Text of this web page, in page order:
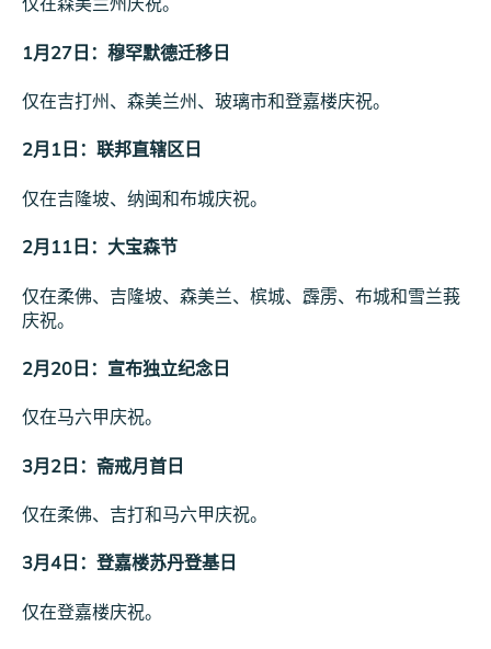
1月27日：穆罕默德迁移日
仅在吉打州、森美兰州、玻璃市和登嘉楼庆祝。
2月1日：联邦直辖区日
仅在吉隆坡、纳闽和布城庆祝。
2月11日：大宝森节
仅在柔佛、吉隆坡、森美兰、槟城、霹雳、布城和雪兰莪
庆祝。
2月20日：宣布独立纪念日
仅在马六甲庆祝。
3月2日：斋戒月首日
仅在柔佛、吉打和马六甲庆祝。
3月4日：登嘉楼苏丹登基日
仅在登嘉楼庆祝。